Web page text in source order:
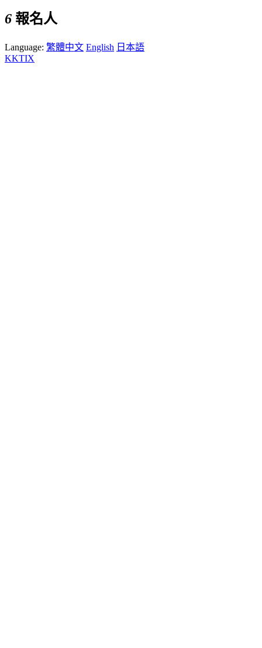
6 報名人
Language: 繁體中文 English 日本語
KKTIX